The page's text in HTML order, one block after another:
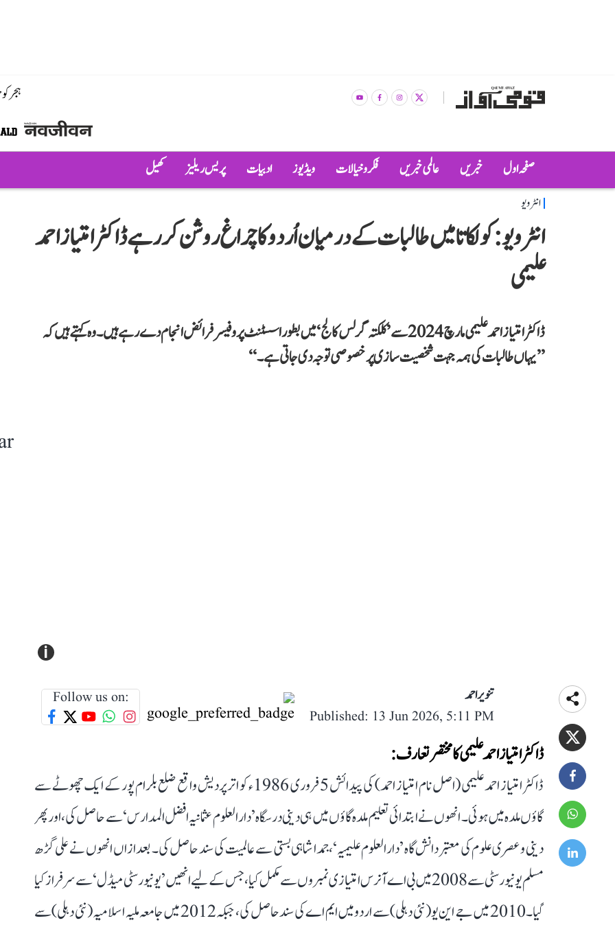
ہجر
صفحہ اول خبریں عالمی خبریں فکر و خیالات ویڈیوز ادبیات پریس ریلیز کھیل
انٹرویو
انٹرویو: کولکاتا میں طالبات کے درمیان اُردو کا چراغ روشن کر رہے ڈاکٹر امتیاز احمد
علیمی
ڈاکٹر امتیاز احمد علیمی مارچ 2024 سے ’کلکتہ گرلس کالج‘ میں بطور اسسٹنٹ پروفیسر فرائض انجام دے رہے ہیں۔ وہ کہتے ہیں کہ
’’یہاں طالبات کی ہمہ جہت شخصیت سازی پر خصوصی توجہ دی جاتی ہے۔‘‘
i
تنویر احمد
Published: 13 Jun 2026, 5:11 PM
Follow us on:
ڈاکٹر امتیاز احمد علیمی کا مختصر تعارف:
ڈاکٹر امتیاز احمد علیمی (اصل نام امتیاز احمد) کی پیدائش 5 فروری 1986ء کو اتر پردیش واقع ضلع بلرام پور کے ایک چھوٹے سے
گاؤں ملدہ میں ہوئی۔ انھوں نے ابتدائی تعلیم ملدہ گاؤں میں ہی دینی درسگاہ ’دارالعلوم عثمانیہ افضل المدارس‘ سے حاصل کی، اور پھر
دینی و عصری علوم کی معتبر دانش گاہ ’دارالعلوم علیمیہ‘، جمدا شاہی بستی سے عالمیت کی سند حاصل کی۔ بعد ازاں انھوں نے علی گڑھ
مسلم یونیورسٹی سے 2008 میں بی اے آنرس امتیازی نمبروں سے مکمل کیا، جس کے لیے انھیں ’یونیورسٹی میڈل‘ سے سرفراز کیا
گیا۔ 2010 میں جے این یو (نئی دہلی) سے اردو میں ایم اے کی سند حاصل کی، جبکہ 2012 میں جامعہ ملیہ اسلامیہ (نئی دہلی) سے